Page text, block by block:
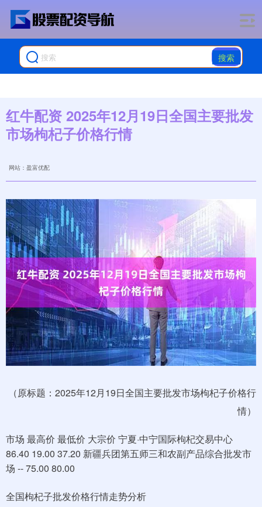
搜索
红牛配资 2025年12月19日全国主要批发
市场枸杞子价格行情
网站：盈富优配
（原标题：2025年12月19日全国主要批发市场枸杞子价格行
情）
市场 最高价 最低价 大宗价 宁夏·中宁国际枸杞交易中心
86.40 19.00 37.20 新疆兵团第五师三和农副产品综合批发市
场 -- 75.00 80.00
全国枸杞子批发价格行情走势分析